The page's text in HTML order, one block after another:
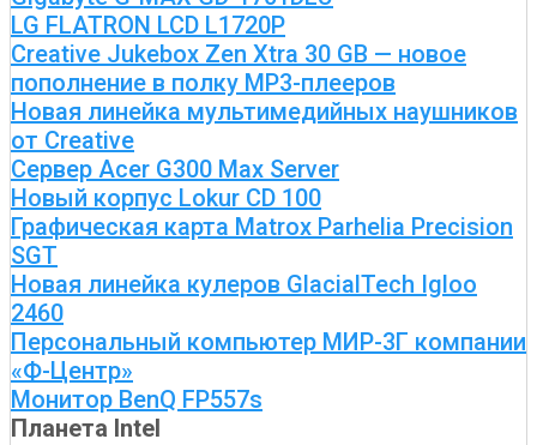
LG FLATRON LCD L1720P
Creative Jukebox Zen Xtra 30 GB — новое
пополнение в полку МР3-плееров
Новая линейка мультимедийных наушников
от Creative
Сервер Acer G300 Max Server
Новый корпус Lokur CD 100
Графическая карта Matrox Parhelia Precision
SGT
Новая линейка кулеров GlacialTech Igloo
2460
Персональный компьютер МИР-3Г компании
«Ф-Центр»
Монитор BenQ FP557s
Планета Intel